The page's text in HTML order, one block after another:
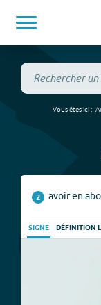
Vous êtes ici :
2 avoir en
SIGNE DÉFINITION